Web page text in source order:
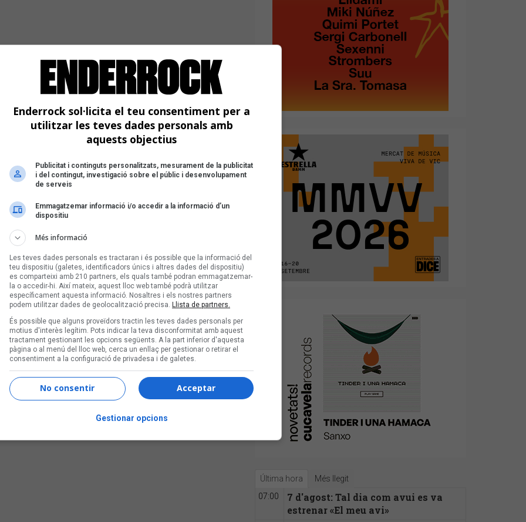
estan plens de clarobscurs. Disc que
abunden els llepaires de la mà que els paga.
el protagonisme és de la guitarra de
i
Última hora Més llegit
07:00
7 d'agost: Tal dia com avui es va
estrenar «El meu avi»
Enderrock sol·licita el teu consentiment per a
utilitzar les teves dades personals amb
aquests objectius
Publicitat i continguts personalitzats, mesurament de la publicitat
i del contingut, investigació sobre el públic i desenvolupament
de serveis
Emmagatzemar informació i/o accedir a la informació d’un
dispositiu
Més informació
Les teves dades personals es tractaran i és possible que la informació del
teu dispositiu (galetes, identificadors únics i altres dades del dispositiu)
es comparteixi amb 210 partners, els quals també podran emmagatzemar-
la o accedir-hi. Així mateix, aquest lloc web també podrà utilitzar
específicament aquesta informació. Nosaltres i els nostres partners
podem utilitzar dades de geolocalització precisa. Llista de partners.
És possible que alguns proveïdors tractin les teves dades personals per
motius d'interès legítim. Pots indicar la teva disconformitat amb aquest
tractament gestionant les opcions següents. A la part inferior d'aquesta
pàgina o al menú del lloc web, cerca un enllaç per gestionar o retirar el
consentiment a la configuració de privadesa i de galetes.
Acceptar
No consentir
Gestionar opcions